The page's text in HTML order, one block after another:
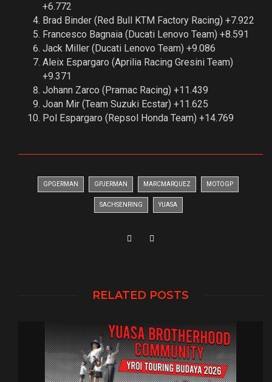
+6.772
Brad Binder (Red Bull KTM Factory Racing) +7.922
Francesco Bagnaia (Ducati Lenovo Team) +8.591
Jack Miller (Ducati Lenovo Team) +9.086
Aleix Espargaro (Aprilia Racing Gresini Team)
+9.371
Johann Zarco (Pramac Racing) +11.439
Joan Mir (Team Suzuki Ecstar) +11.625
Pol Espargaro (Repsol Honda Team) +14.769
GPGERMAN GPJERMAN MARCMARQUEZ MOTOGP
SACHSENRING YUASA
RELATED POSTS